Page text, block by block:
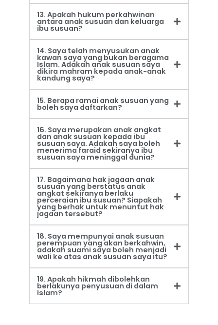
13. Apakah hukum perkahwinan
antara anak susuan dan keluarga
ibu susuan?
14. Saya telah menyusukan anak
kawan saya yang bukan beragama
Islam. Adakah anak susuan saya
dikira mahram kepada anak-anak
kandung saya?
15. Berapa ramai anak susuan yang
boleh saya daftarkan?
16. Saya merupakan anak angkat
dan anak susuan kepada ibu
susuan saya. Adakah saya boleh
menerima faraid sekiranya ibu
susuan saya meninggal dunia?
17. Bagaimana hak jagaan anak
susuan yang berstatus anak
angkat sekiranya berlaku
perceraian ibu susuan? Siapakah
yang berhak untuk menuntut hak
jagaan tersebut?
18. Saya mempunyai anak susuan
perempuan yang akan berkahwin,
adakah suami saya boleh menjadi
wali ke atas anak susuan saya itu?
19. Apakah hikmah dibolehkan
berlakunya penyusuan di dalam
Islam?